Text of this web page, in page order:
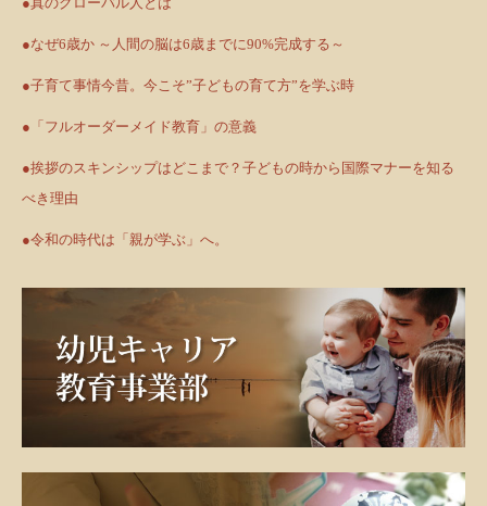
●なぜ6歳か ～人間の脳は6歳までに90%完成する～
●子育て事情今昔。今こそ”子どもの育て方”を学ぶ時
●「フルオーダーメイド教育」の意義
●挨拶のスキンシップはどこまで？子どもの時から国際マナーを知る
べき理由
●令和の時代は「親が学ぶ」へ。